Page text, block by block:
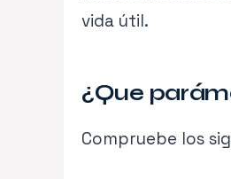
vida útil.
¿Que
Compruebe los